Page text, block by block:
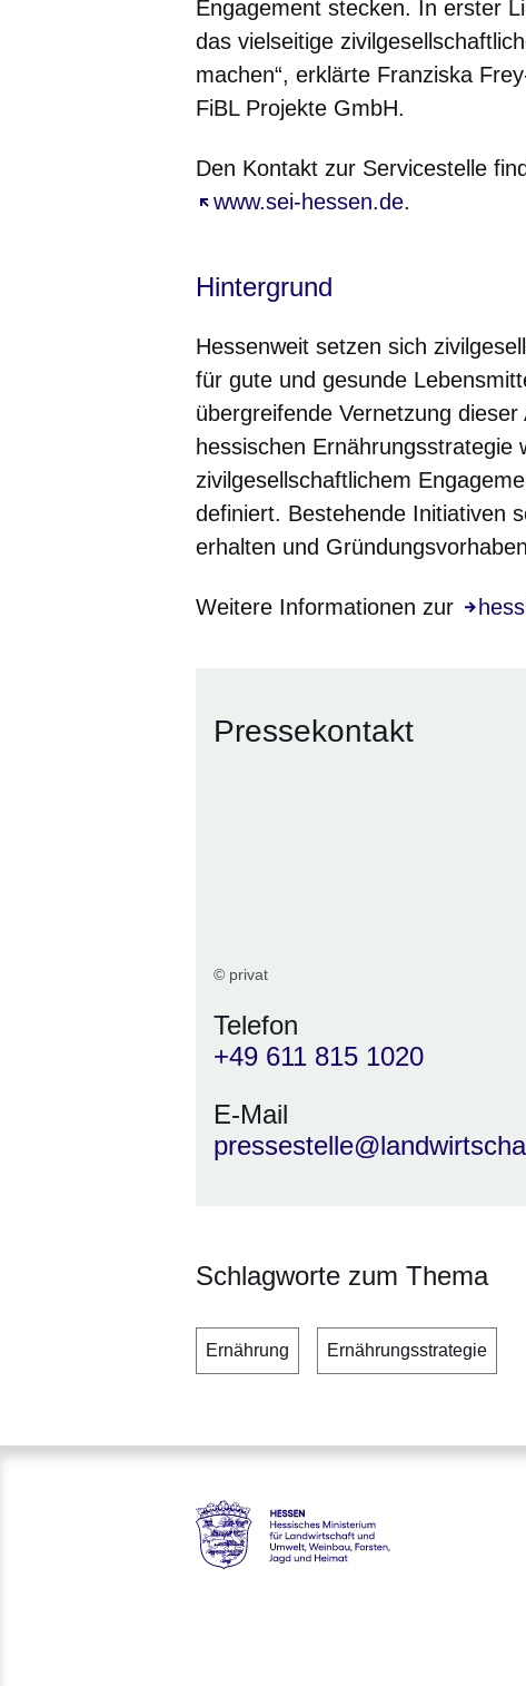
Engagement stecken. In erster
das vielseitige
machen“, erklärte Franziska
FiBL Projekte GmbH.
Den Kontakt zur Servicestelle
www.sei-hessen.de
Öffnet sich in einem neuen
.
Hintergrund
Hessenweit setzen sich
für gute und gesunde
übergreifende Vernetzung
hessischen Ernährungsstrategie
zivilgesellschaftlichem
definiert. Bestehende Initiativen
erhalten und
Weitere Informationen zur
Pressekontakt
© privat
Telefon
+49 611 815 1020
E-Mail
Schlagworte zum Thema
Ernährung Ernährungsstrategie
Hessen - Hessisches